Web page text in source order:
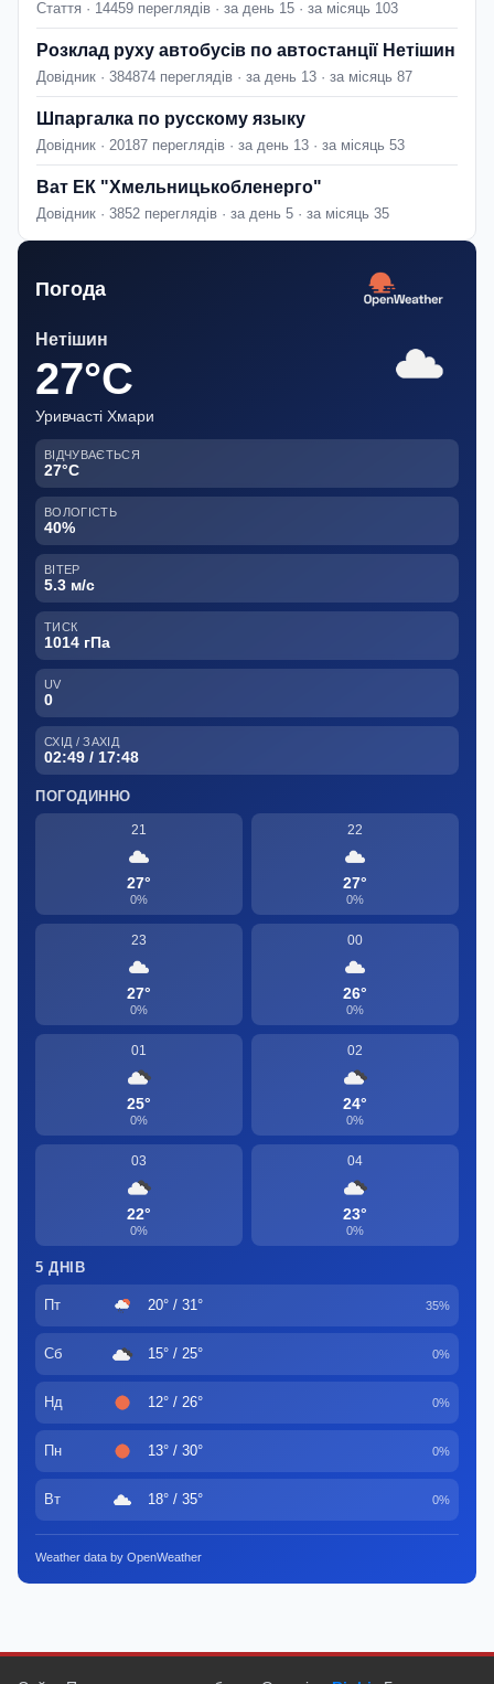
Стаття · 14459 переглядів · за день 15 · за місяць 103
Розклад руху автобусів по автостанції Нетішин
Довідник · 384874 переглядів · за день 13 · за місяць 87
Шпаргалка по русскому языку
Довідник · 20187 переглядів · за день 13 · за місяць 53
Ват ЕК "Хмельницькобленерго"
Довідник · 3852 переглядів · за день 5 · за місяць 35
Погода
Нетішин
27°C
Уривчасті Хмари
ВІДЧУВАЄТЬСЯ
27°C
ВОЛОГІСТЬ
40%
ВІТЕР
5.3 м/с
ТИСК
1014 гПа
UV
0
СХІД / ЗАХІД
02:49 / 17:48
ПОГОДИННО
21
27°
0%
22
27°
0%
23
27°
0%
00
26°
0%
01
25°
0%
02
24°
0%
03
22°
0%
04
23°
0%
5 ДНІВ
Пт 20° / 31° 35%
Сб 15° / 25° 0%
Нд 12° / 26° 0%
Пн 13° / 30° 0%
Вт 18° / 35° 0%
Weather data by OpenWeather